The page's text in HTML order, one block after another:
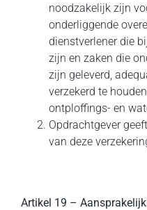
noodzakelijk zijn
onderliggende
dienstverlener die
zijn en zaken die
zijn geleverd,
verzekerd te
ontploffings- en
Opdrachtgever
van deze
Artikel 19 –